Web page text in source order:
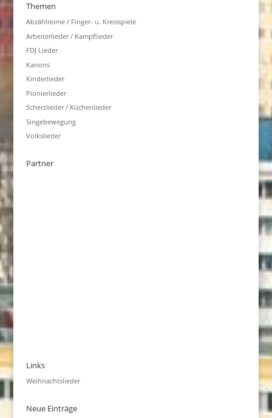
Themen
Abzählreime / Finger- u. Kreisspiele
Arbeiterlieder / Kampflieder
FDJ Lieder
Kanons
Kinderlieder
Pionierlieder
Scherzlieder / Küchenlieder
Singebewegung
Volkslieder
Partner
Links
Weihnachtslieder
Neue Einträge